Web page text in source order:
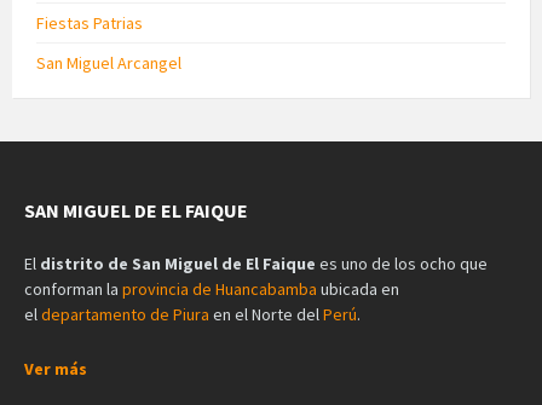
Fiestas Patrias
San Miguel Arcangel
SAN MIGUEL DE EL FAIQUE
El distrito de San Miguel de El Faique es uno de los ocho que
conforman la provincia de Huancabamba ubicada en
eldepartamento de Piura en el Norte delPerú.
Ver más